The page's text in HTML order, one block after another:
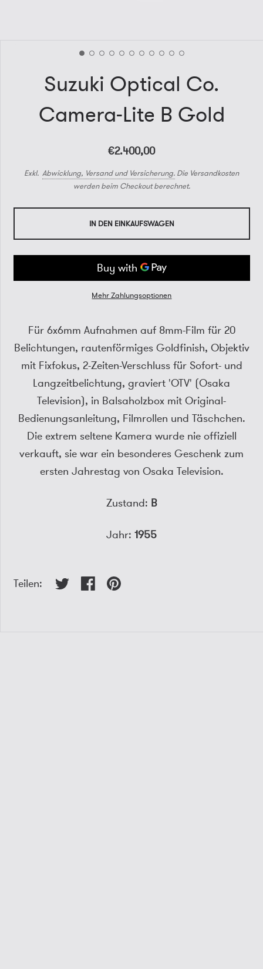
Suzuki Optical Co.
Camera-Lite B Gold
€2.400,00
Exkl.Abwicklung, Versand und Versicherung. Die Versandkosten
werden beim Checkout berechnet.
IN DEN EINKAUFSWAGEN
Mehr Zahlungsoptionen
Für 6x6mm Aufnahmen auf 8mm-Film für 20
Belichtungen, rautenförmiges Goldfinish, Objektiv
mit Fixfokus, 2-Zeiten-Verschluss für Sofort- und
Langzeitbelichtung, graviert 'OTV' (Osaka
Television), in Balsaholzbox mit Original-
Bedienungsanleitung, Filmrollen und Täschchen.
Die extrem seltene Kamera wurde nie offiziell
verkauft, sie war ein besonderes Geschenk zum
ersten Jahrestag von Osaka Television.
Zustand: B
Jahr:1955
Teilen: